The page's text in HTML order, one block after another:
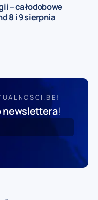
– całodobowe
8 i 9 sierpnia
newslettera!